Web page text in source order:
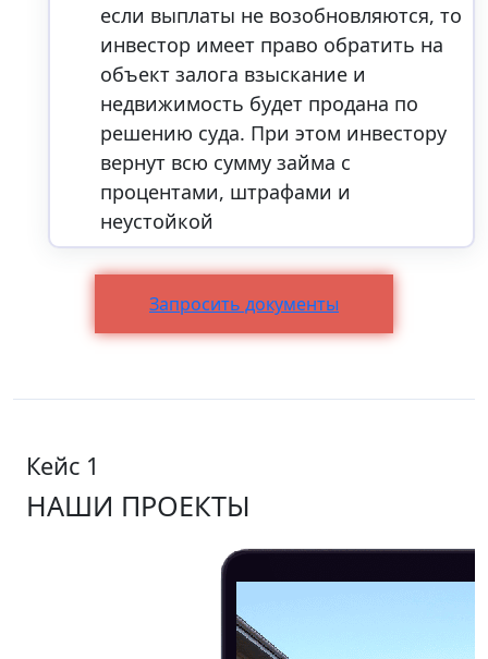
если выплаты не возобновляются, то
инвестор имеет право обратить на
объект залога взыскание и
недвижимость будет продана по
решению суда. При этом инвестору
вернут всю сумму займа с
процентами, штрафами и
неустойкой
Запросить документы
Кейс 1
НАШИ ПРОЕКТЫ